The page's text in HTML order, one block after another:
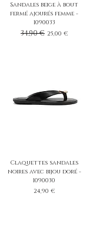
Sandales beige à bout
fermé ajourés femme -
1090033
Prix original
34,90 € Prix promotionnel
25,00 €
Claquettes sandales
noires avec bijou doré -
1090030
Prix
24,90 €